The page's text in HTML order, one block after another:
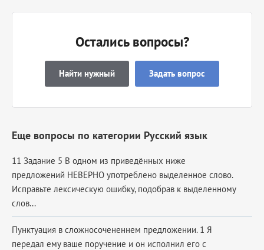
Остались вопросы?
Найти нужный Задать вопрос
Еще вопросы по категории Русский язык
11 Задание 5 В одном из приведённых ниже
предложений НЕВЕРНО употреблено выделенное слово.
Исправьте лексическую ошибку, подобрав к выделенному
слов...
Пунктуация в сложносочененнем предложении. 1 Я
передал ему ваше поручение и он исполнил его с